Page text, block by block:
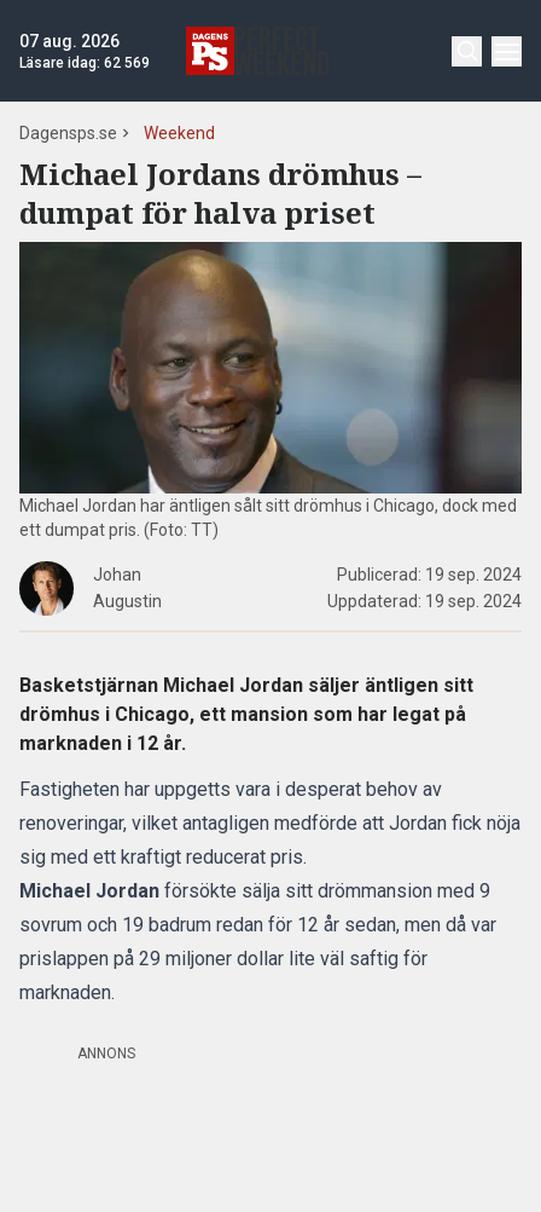
07 aug. 2026
Läsare idag: 62 569
Dagensps.se Weekend
Michael Jordans drömhus –
dumpat för halva priset
Michael Jordan har äntligen sålt sitt drömhus i Chicago, dock med
ett dumpat pris. (Foto: TT)
Johan
Augustin
Publicerad: 19 sep. 2024
Uppdaterad: 19 sep. 2024
Basketstjärnan Michael Jordan säljer äntligen sitt
drömhus i Chicago, ett mansion som har legat på
marknaden i 12 år.
Fastigheten har uppgetts vara i desperat behov av
renoveringar, vilket antagligen medförde att Jordan fick nöja
sig med ett kraftigt reducerat pris.
Michael Jordan försökte sälja sitt drömmansion med 9
sovrum och 19 badrum redan för 12 år sedan, men då var
prislappen på 29 miljoner dollar lite väl saftig för
marknaden.
ANNONS